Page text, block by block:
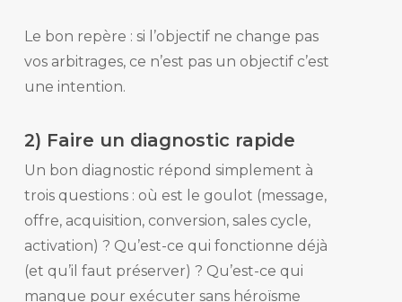
Le bon repère : si l’objectif ne change pas
vos arbitrages, ce n’est pas un objectif c’est
une intention.
2) Faire un diagnostic rapide
Un bon diagnostic répond simplement à
trois questions : où est le goulot (message,
offre, acquisition, conversion, sales cycle,
activation) ? Qu’est-ce qui fonctionne déjà
(et qu’il faut préserver) ? Qu’est-ce qui
manque pour exécuter sans héroïsme